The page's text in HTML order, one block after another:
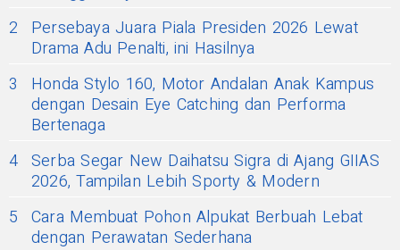
2
Persebaya Juara Piala Presiden 2026 Lewat
Drama Adu Penalti, ini Hasilnya
3
Honda Stylo 160, Motor Andalan Anak Kampus
dengan Desain Eye Catching dan Performa
Bertenaga
4 Serba Segar New Daihatsu Sigra di Ajang GIIAS
2026, Tampilan Lebih Sporty & Modern
5 Cara Membuat Pohon Alpukat Berbuah Lebat
dengan Perawatan Sederhana